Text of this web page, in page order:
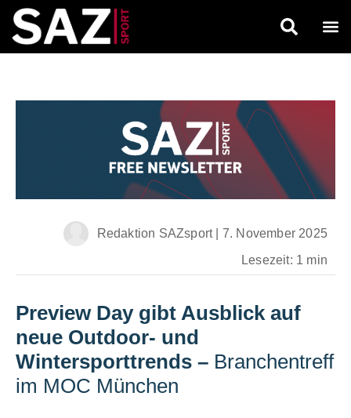
Redaktion SAZsport
7. November 2025
Lesezeit: 1 min
Preview Day gibt Ausblick auf
neue Outdoor- und
Wintersporttrends – Branchentreff
im MOC München